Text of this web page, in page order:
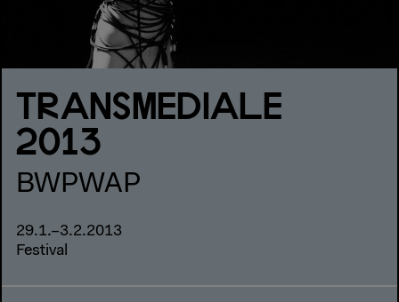
TRANSMEDIALE
2013
BWPWAP
29.1.–3.2.2013
Festival